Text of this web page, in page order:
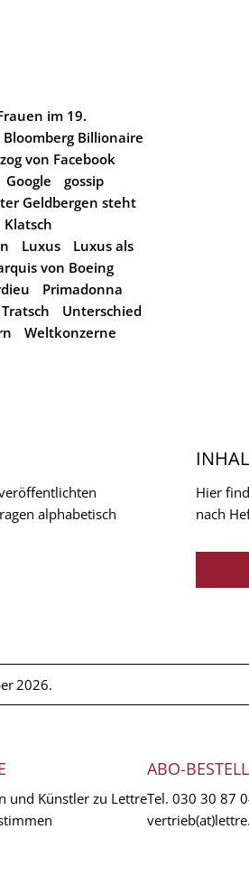
im 19.
Bloomberg Billionaire
von Facebook
Google
gossip
Geldbergen steht
Klatsch
Luxus
Luxus als
von Boeing
Primadonna
Tratsch
Unterschied
Weltkonzerne
alphabetisch
Hier
nach
2026.
und Künstler zu Lettre
ABO-
Tel. 030 30 87